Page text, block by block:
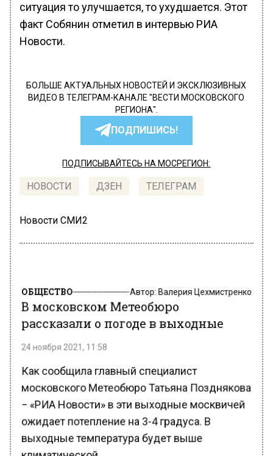
ситуация то улучшается, то ухудшается. Этот
факт Собянин отметил в интервью РИА
Новости.
БОЛЬШЕ АКТУАЛЬНЫХ НОВОСТЕЙ И ЭКСКЛЮЗИВНЫХ
ВИДЕО В ТЕЛЕГРАМ-КАНАЛЕ "ВЕСТИ МОСКОВСКОГО
РЕГИОНА".
ПОДПИШИСЬ!
ПОДПИСЫВАЙТЕСЬ НА МОСРЕГИОН:
НОВОСТИ ДЗЕН ТЕЛЕГРАМ
Новости СМИ2
В московском Метеобюро
рассказали о погоде в выходные
Как сообщила главный специалист
московского Метеобюро Татьяна Позднякова
− «РИА Новости» в эти выходные москвичей
ожидает потепление на 3-4 градуса. В
выходные температура будет выше
климатической.